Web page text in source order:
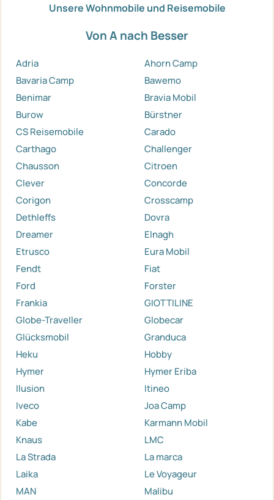
Unsere Wohnmobile und Reisemobile
Von A nach Besser
Adria
Ahorn Camp
Bavaria Camp
Bawemo
Benimar
Bravia Mobil
Burow
Bürstner
CS Reisemobile
Carado
Carthago
Challenger
Chausson
Citroen
Clever
Concorde
Corigon
Crosscamp
Dethleffs
Dovra
Dreamer
Elnagh
Etrusco
Eura Mobil
Fendt
Fiat
Ford
Forster
Frankia
GIOTTILINE
Globe-Traveller
Globecar
Glücksmobil
Granduca
Heku
Hobby
Hymer
Hymer Eriba
Ilusion
Itineo
Iveco
Joa Camp
Kabe
Karmann Mobil
Knaus
LMC
La Strada
La marca
Laika
Le Voyageur
MAN
Malibu